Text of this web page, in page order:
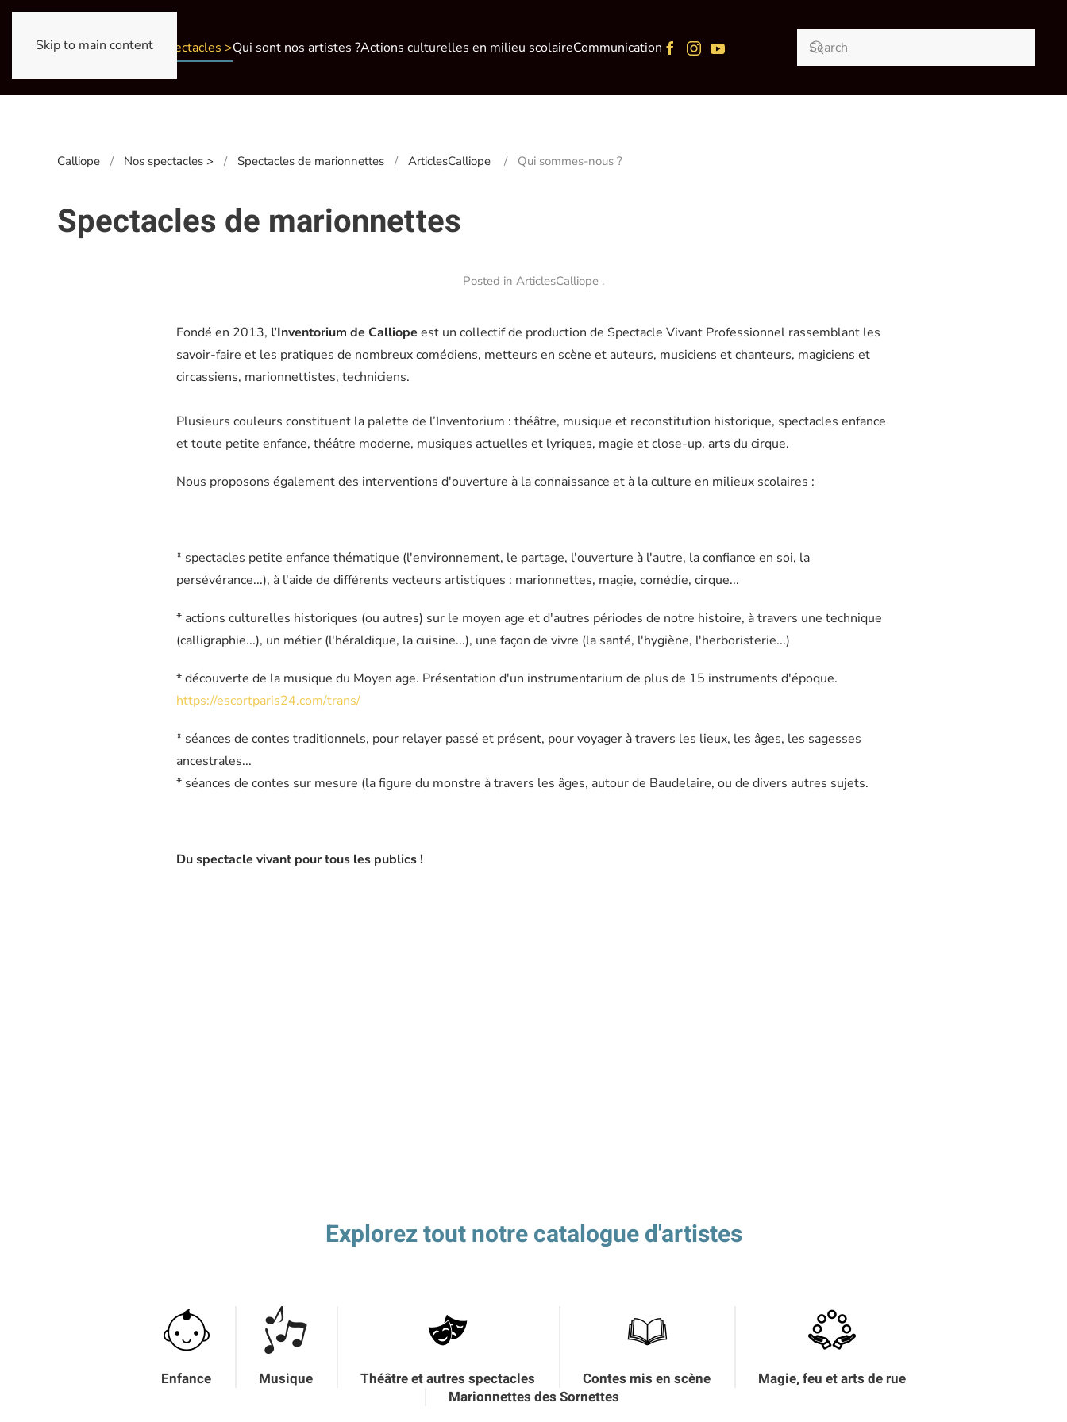
Skip to main contentNos spectacles >Qui sont nos artistes ?Actions culturelles en milieu scolaireCommunication
Calliope Nos spectacles > Spectacles de marionnettes ArticlesCalliope Qui sommes-nous ?
Spectacles de marionnettes
Posted in ArticlesCalliope .
Fondé en 2013, l’Inventorium de Calliope est un collectif de production de Spectacle Vivant Professionnel rassemblant les
savoir-faire et les pratiques de nombreux comédiens, metteurs en scène et auteurs, musiciens et chanteurs, magiciens et
circassiens, marionnettistes, techniciens.
Plusieurs couleurs constituent la palette de l’Inventorium : théâtre, musique et reconstitution historique, spectacles enfance
et toute petite enfance, théâtre moderne, musiques actuelles et lyriques, magie et close-up, arts du cirque.
Nous proposons également des interventions d'ouverture à la connaissance et à la culture en milieux scolaires :
* spectacles petite enfance thématique (l'environnement, le partage, l'ouverture à l'autre, la confiance en soi, la
persévérance...), à l'aide de différents vecteurs artistiques : marionnettes, magie, comédie, cirque...
* actions culturelles historiques (ou autres) sur le moyen age et d'autres périodes de notre histoire, à travers une technique
(calligraphie...), un métier (l'héraldique, la cuisine...), une façon de vivre (la santé, l'hygiène, l'herboristerie...)
* découverte de la musique du Moyen age. Présentation d'un instrumentarium de plus de 15 instruments d'époque.
https://escortparis24.com/trans/
* séances de contes traditionnels, pour relayer passé et présent, pour voyager à travers les lieux, les âges, les sagesses
ancestrales...
* séances de contes sur mesure (la figure du monstre à travers les âges, autour de Baudelaire, ou de divers autres sujets.
Du spectacle vivant pour tous les publics !
Explorez tout notre catalogue d'artistes
Enfance Musique Théâtre et autres spectacles Contes mis en scène
Magie, feu et arts de rue
Marionnettes des Sornettes